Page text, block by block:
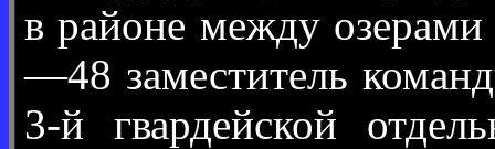
в районе между
—48 заместитель
3-й гвардейской